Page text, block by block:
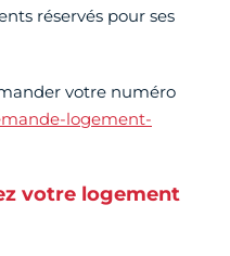
réservés pour ses
votre numéro
logement-
votre logement